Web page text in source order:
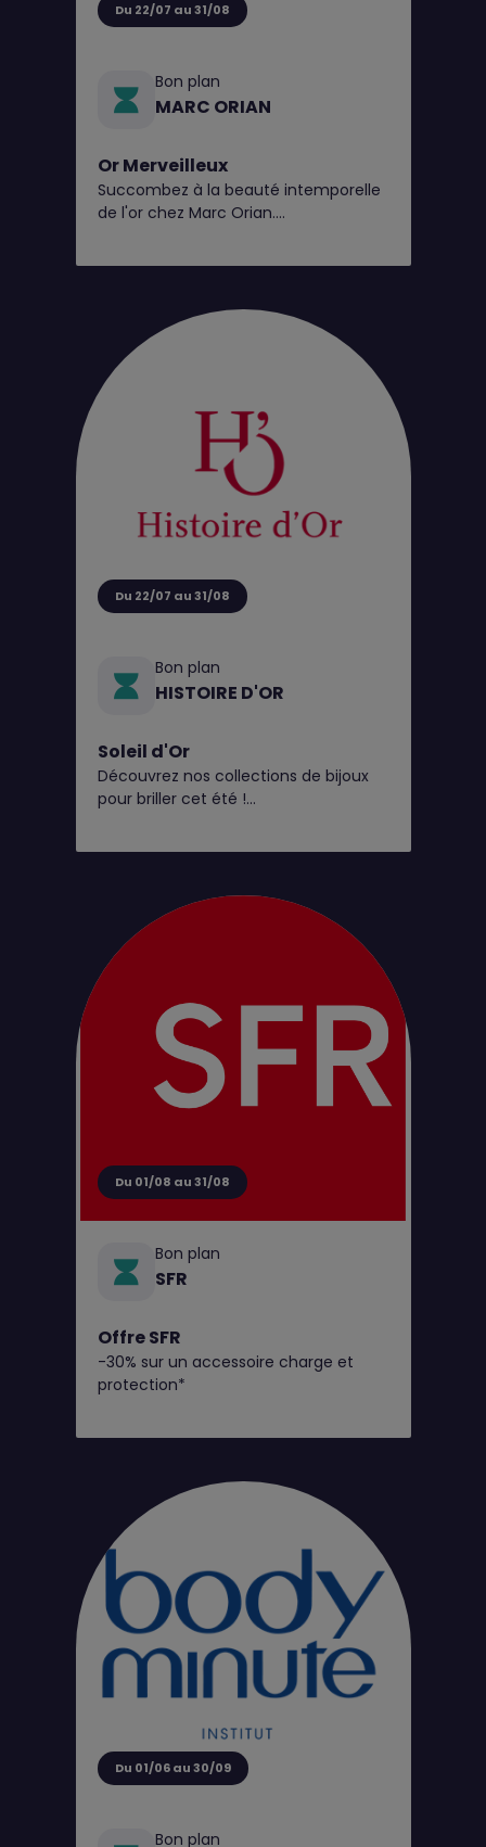
Du 22/07 au 31/08
Bon plan
MARC ORIAN
Or Merveilleux
Succombez à la beauté intemporelle
de l'or chez Marc Orian.
Du 22/07 au 31/08
Bon plan
HISTOIRE D'OR
Soleil d'Or
Découvrez nos collections de bijoux
pour briller cet été !
d'achat pour tout perçage jusqu’au 31
Du 01/08 au 31/08
Bon plan
SFR
Offre SFR
-30% sur un accessoire charge et
protection*
Du 01/06 au 30/09
Bon plan